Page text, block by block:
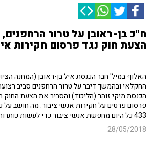
ח"כ בן-ראובן על טרור הרחפנים,
הצעת חוק נגד פרסום חקירות
האלוף במיל' חבר הכנסת איל בן-ראובן (המחנה
החקלאי ובהמשך דיבר על טרור הרחפנים סביב
הכנסת מיקי זוהר (הליכוד) והסביר את הצעת
פרסום פרטים על חקירות אנשי ציבור. מה חושב על
433 כל היום מחפשת אנשי ציבור כדי לעשות כותרות"
28/05/2018